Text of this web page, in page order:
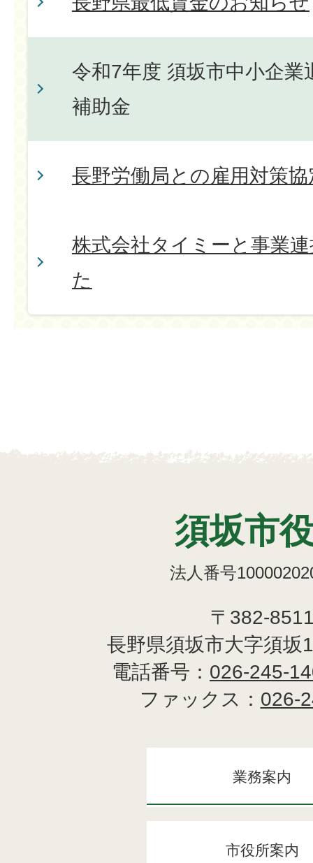
令和7年度 須坂市中小企業
補助金
長野労働局との雇用対策
株式会社タイミーと事業
た
須坂市
法人番号
〒382-
長野県須坂市大字須坂
電話番号： 026-245-
ファックス： 026-
業務案内
市役所案内